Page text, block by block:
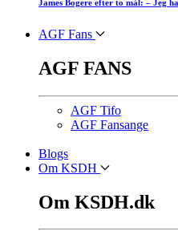
James Bogere efter to mål: – Jeg
AGF Fans
AGF FANS
AGF Tifo
AGF Fansange
Blogs
Om KSDH
Om KSDH.dk